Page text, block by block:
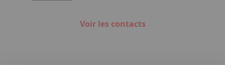
Voir les contacts